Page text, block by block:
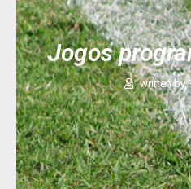
Jogos
written by